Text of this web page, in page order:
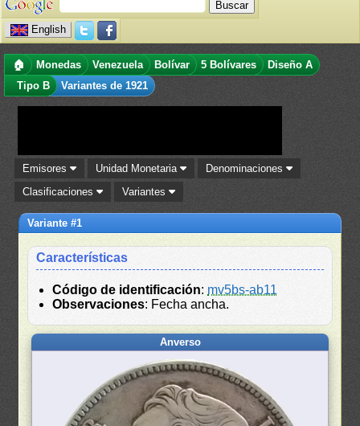
English
🏠 Monedas Venezuela Bolívar 5 Bolívares
Diseño A
Tipo B
Variantes de 1921
Emisores Unidad Monetaria
Denominaciones
Clasificaciones
Variantes
Variante #1
Características
Código de identificación: mv5bs-ab11
Observaciones: Fecha ancha.
Anverso